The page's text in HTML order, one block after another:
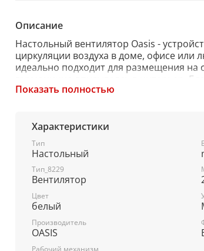
Описание
Настольный вентилятор Oasis -
циркуляции воздуха в доме, офисе
идеально подходит для размещения на
гармонично вписываясь в интерьер.
можно легко направить поток воздуха
Вентилятор имеет 2 скорости работы,
простой и удобной панели
мощный мотор обеспечивает
воздуха даже в жаркие дни. При этом
что делает устройство идеальным для
спальнях.
Прочная конструкция гарантирует
Показать полностью
Характеристики
Тип
Настольный
Тип_8229
Вентилятор
Цвет
белый
Производитель
OASIS
Рабочий механизм